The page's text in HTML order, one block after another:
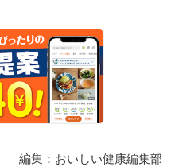
編集：おいしい健康編集部